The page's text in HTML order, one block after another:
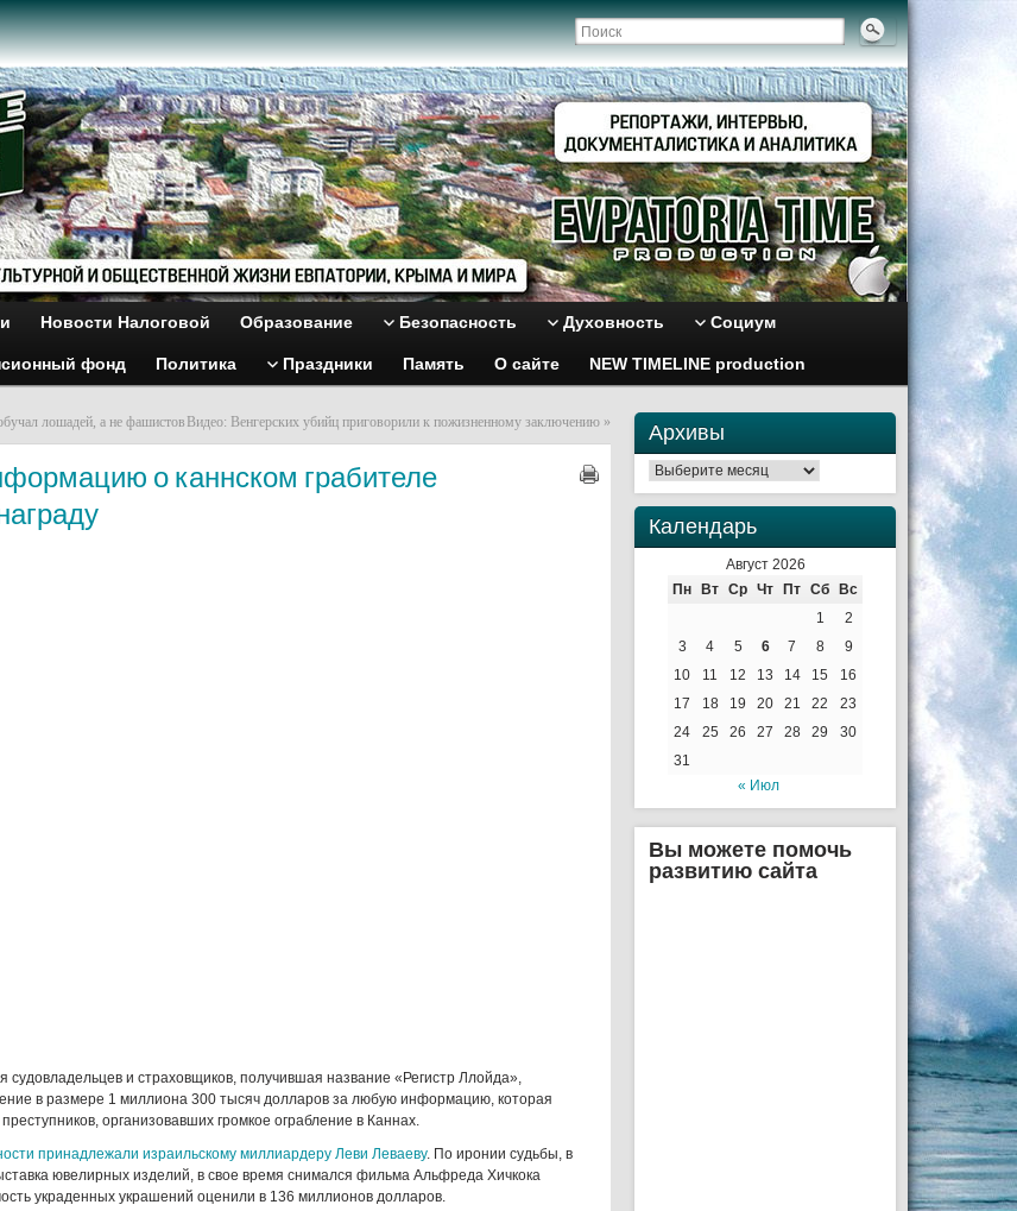
Новости Налоговой Образование Безопасность Духовность Социум
фонд Политика Праздники Память О сайте NEW TIMELINE production
лошадей, а не фашистов Видео: Венгерских убийц приговорили к пожизненному заключению »
о каннском грабителе
судовладельцев и страховщиков, получившая название «Регистр Ллойда»,
в размере 1 миллиона 300 тысяч долларов за любую информацию, которая
организовавших громкое ограбление в Каннах.
принадлежали израильскому миллиардеру Леви Леваеву. По иронии судьбы, в
ювелирных изделий, в свое время снимался фильма Альфреда Хичкока
украденных украшений оценили в 136 миллионов долларов.
Архивы
Архивы
Календарь
Август 2026
Пн
Вт Ср Чт Пт Сб
Вс
1
2
3
4 5 6 7 8
9
10
11 12 13 14 15
16
17
18 19 20 21 22
23
24
25 26 27 28 29
30
31
« Июл
Вы можете помочь
развитию сайта